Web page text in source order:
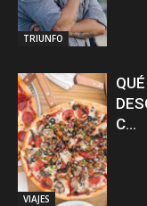
TRIUNFO
VIAJES
C...